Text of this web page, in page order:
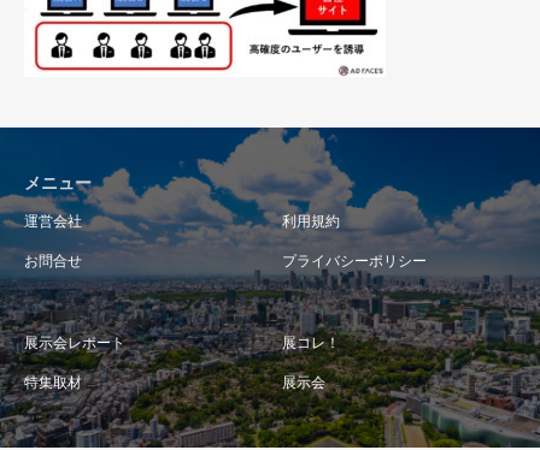
メニュー
運営会社 利用規約
お問合せ プライバシーポリシー
展示会レポート 展コレ！
特集取材 展示会